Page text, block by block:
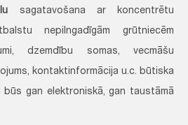
sagatavošana ar koncentrētu
nepilngadīgām grūtniecēm
dzemdību somas, vecmāšu
kontaktinformācija u.c. būtiska
būs gan elektroniskā, gan taustāmā